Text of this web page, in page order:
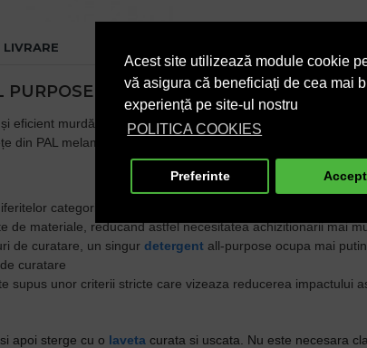
Acest site utilizează module cookie
vă asigura că beneficiați de cea mai
experiență pe site-ul nostru
POLITICA COOKIES
Preferinte Accept
PURPOSE CLEANER - ECOLABEL 500ML
eficient murdăria, petele și urmele de grăsime de pe toate
din PAL melaminat, obiecte de inox, suprafețe vopsite).
categorii de suprafete (gresie, faianta, obiecte
de materiale, reducand astfel necesitatea achizitionarii mai
de curatare, un singur detergent all-purpose ocupa mai
curatare
supus unor criterii stricte care vizeaza reducerea impactului
apoi sterge cu o laveta curata si uscata. Nu este necesara